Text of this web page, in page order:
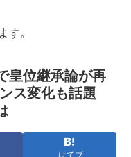
す。
皇位継承論が再
ス変化も話題